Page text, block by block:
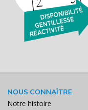
NOUS CONNAÎTRE
Notre histoire